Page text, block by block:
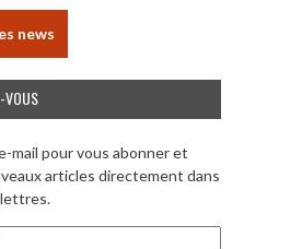
news
VOUS
mail pour vous abonner et
articles directement dans